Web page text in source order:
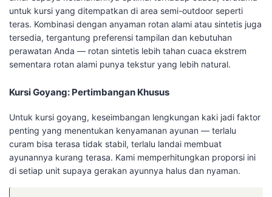
untuk kursi yang ditempatkan di area semi-outdoor seperti
teras. Kombinasi dengan anyaman rotan alami atau sintetis juga
tersedia, tergantung preferensi tampilan dan kebutuhan
perawatan Anda — rotan sintetis lebih tahan cuaca ekstrem
sementara rotan alami punya tekstur yang lebih natural.
Kursi Goyang: Pertimbangan Khusus
Untuk kursi goyang, keseimbangan lengkungan kaki jadi faktor
penting yang menentukan kenyamanan ayunan — terlalu
curam bisa terasa tidak stabil, terlalu landai membuat
ayunannya kurang terasa. Kami memperhitungkan proporsi ini
di setiap unit supaya gerakan ayunnya halus dan nyaman.